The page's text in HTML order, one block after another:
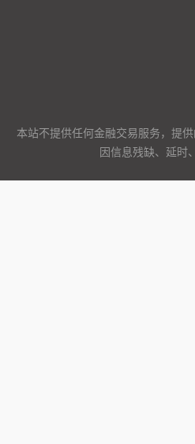
本站不提供任何金融交易服务，提
因信息残缺、延时